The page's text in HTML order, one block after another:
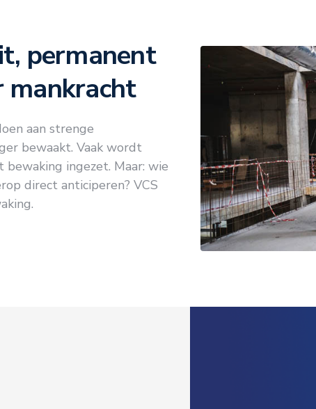
permanent
mankracht
aan strenge
bewaakt. Vaak wordt
ingezet. Maar: wie
direct anticiperen? VCS